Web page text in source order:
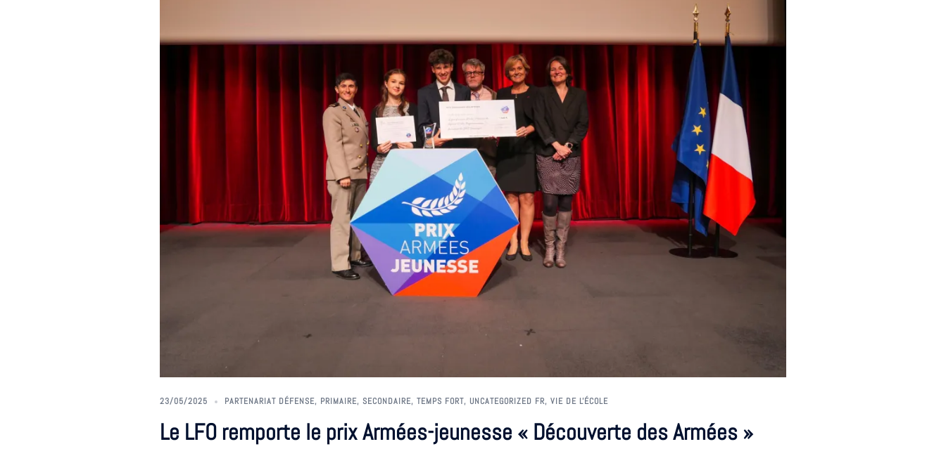
23/05/2025 PARTENARIAT DÉFENSE, PRIMAIRE, SECONDAIRE, TEMPS FORT, UNCATEGORIZED FR, VIE DE L'ÉCOLE
Le LFO remporte le prix Armées-jeunesse « Découverte des Armées »